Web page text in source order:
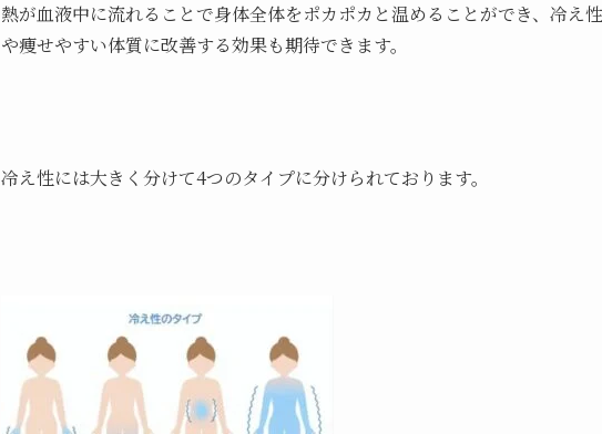
熱が血液中に流れることで身体全体をポカポカと温めることができ、冷え
や痩せやすい体質に改善する効果も期待できます。
冷え性には大きく分けて4つのタイプに分けられております。